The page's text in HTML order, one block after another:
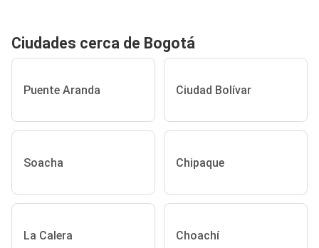
Ciudades cerca de Bogotá
Puente Aranda Ciudad Bolívar
Soacha Chipaque
La Calera Choachí